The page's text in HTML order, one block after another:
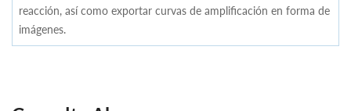
reacción, así como exportar curvas de amplificación en forma de
imágenes.